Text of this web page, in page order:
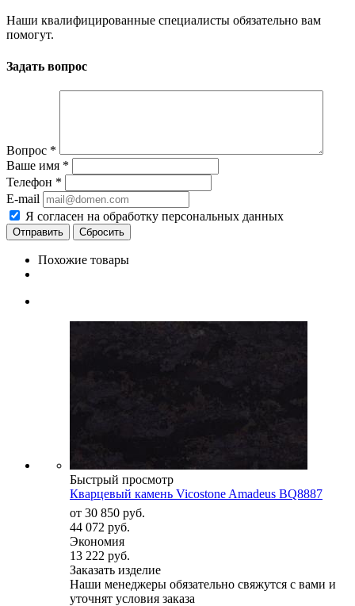
Наши квалифицированные специалисты обязательно вам
помогут.
Задать вопрос
Вопрос *
Ваше имя *
Телефон *
E-mail
Я согласен на обработку персональных данных
Сбросить
Похожие товары
Быстрый просмотр
Кварцевый камень Vicostone Amadeus BQ8887
от 30 850 руб.
44 072 руб.
Экономия
13 222 руб.
Заказать изделие
Наши менеджеры обязательно свяжутся с вами и
уточнят условия заказа